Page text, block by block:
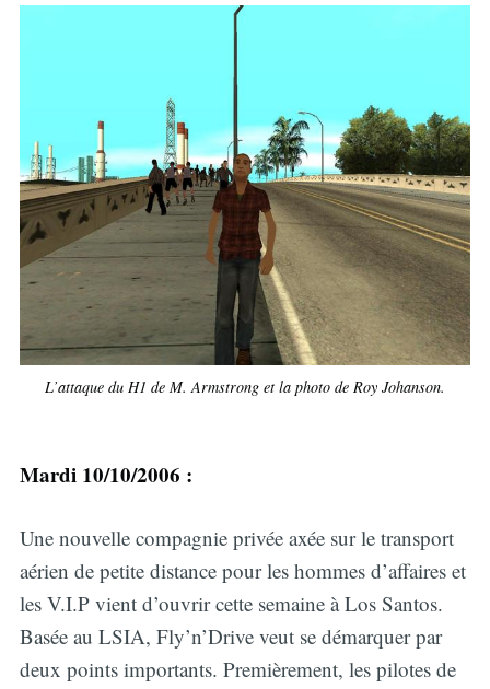
L’attaque du H1 de M. Armstrong et la photo de Roy Johanson.
Mardi 10/10/2006 :
Une nouvelle compagnie privée axée sur le transport
aérien de petite distance pour les hommes d’affaires et
les V.I.P vient d’ouvrir cette semaine à Los Santos.
Basée au LSIA, Fly’n’Drive veut se démarquer par
deux points importants. Premièrement, les pilotes de